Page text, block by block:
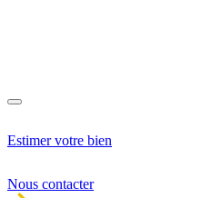
Estimer votre bien
Nous contacter